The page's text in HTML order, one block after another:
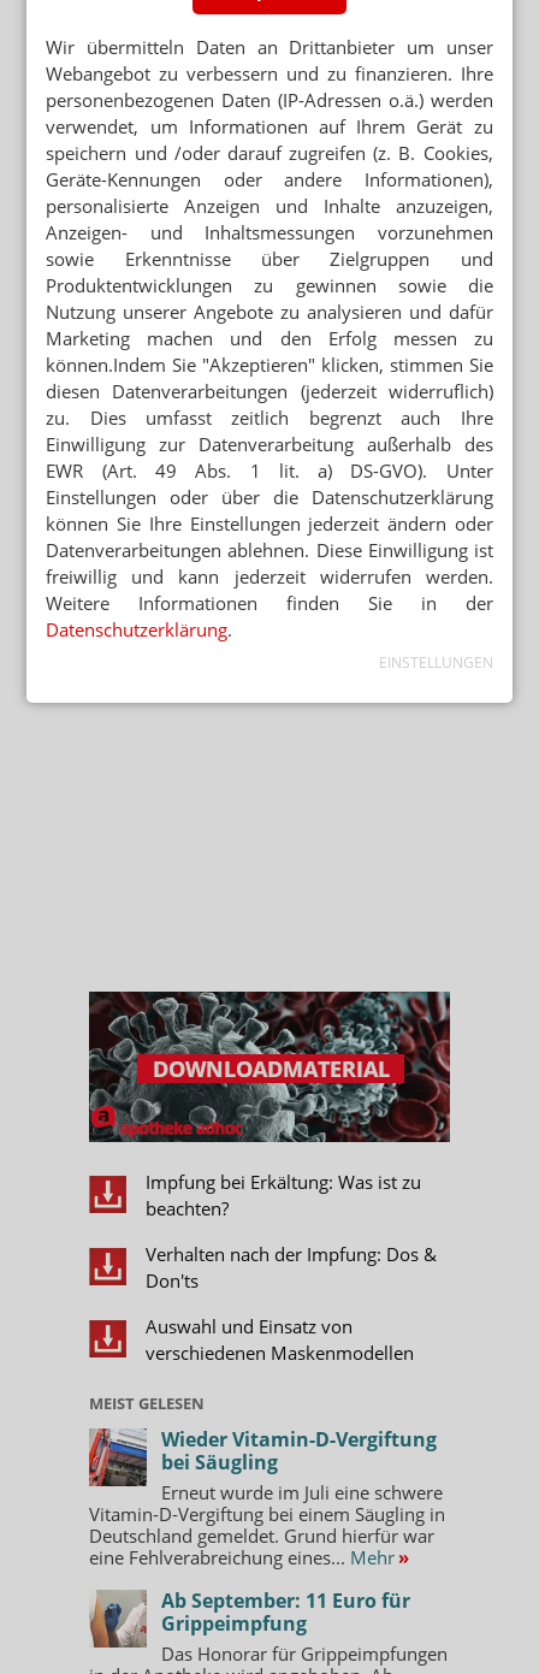
Wir übermitteln Daten an Drittanbieter um unser
Webangebot zu verbessern und zu finanzieren. Ihre
personenbezogenen Daten (IP-Adressen o.ä.) werden
verwendet, um Informationen auf Ihrem Gerät zu
speichern und /oder darauf zugreifen (z. B. Cookies,
Geräte-Kennungen oder andere Informationen),
personalisierte Anzeigen und Inhalte anzuzeigen,
Anzeigen- und Inhaltsmessungen vorzunehmen
sowie Erkenntnisse über Zielgruppen und
Produktentwicklungen zu gewinnen sowie die
Nutzung unserer Angebote zu analysieren und dafür
Marketing machen und den Erfolg messen zu
können.Indem Sie "Akzeptieren" klicken, stimmen Sie
diesen Datenverarbeitungen (jederzeit widerruflich)
zu. Dies umfasst zeitlich begrenzt auch Ihre
Einwilligung zur Datenverarbeitung außerhalb des
EWR (Art. 49 Abs. 1 lit. a) DS-GVO). Unter
Einstellungen oder über die Datenschutzerklärung
können Sie Ihre Einstellungen jederzeit ändern oder
Datenverarbeitungen ablehnen. Diese Einwilligung ist
freiwillig und kann jederzeit widerrufen werden.
Weitere Informationen finden Sie in der
Datenschutzerklärung.
EINSTELLUNGEN
Impfung bei Erkältung: Was ist zu
beachten?
Verhalten nach der Impfung: Dos &
Don'ts
Auswahl und Einsatz von
verschiedenen Maskenmodellen
MEIST GELESEN
Wieder Vitamin-D-Vergiftung
bei Säugling
Erneut wurde im Juli eine schwere
Vitamin-D-Vergiftung bei einem Säugling in
Deutschland gemeldet. Grund hierfür war
eine Fehlverabreichung eines... Mehr »
Ab September: 11 Euro für
Grippeimpfung
Das Honorar für Grippeimpfungen